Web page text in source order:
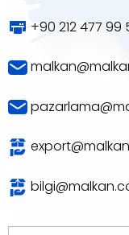
+90 212 477 99